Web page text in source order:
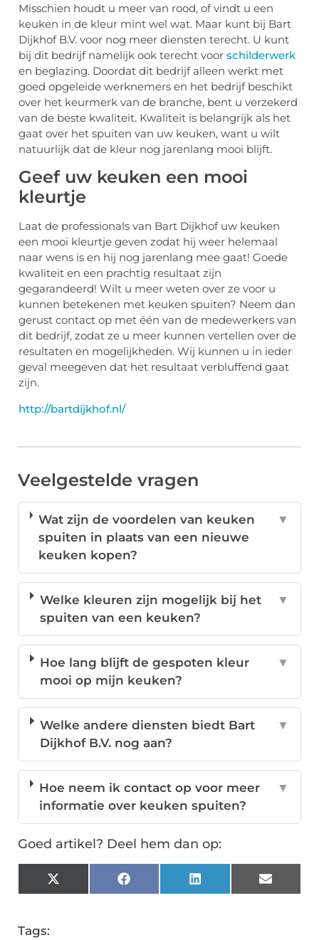
Misschien houdt u meer van rood, of vindt u een
keuken in de kleur mint wel wat. Maar kunt bij Bart
Dijkhof B.V. voor nog meer diensten terecht. U kunt
bij dit bedrijf namelijk ook terecht voor schilderwerk
en beglazing. Doordat dit bedrijf alleen werkt met
goed opgeleide werknemers en het bedrijf beschikt
over het keurmerk van de branche, bent u verzekerd
van de beste kwaliteit. Kwaliteit is belangrijk als het
gaat over het spuiten van uw keuken, want u wilt
natuurlijk dat de kleur nog jarenlang mooi blijft.
Geef uw keuken een mooi
kleurtje
Laat de professionals van Bart Dijkhof uw keuken
een mooi kleurtje geven zodat hij weer helemaal
naar wens is en hij nog jarenlang mee gaat! Goede
kwaliteit en een prachtig resultaat zijn
gegarandeerd! Wilt u meer weten over ze voor u
kunnen betekenen met keuken spuiten? Neem dan
gerust contact op met één van de medewerkers van
dit bedrijf, zodat ze u meer kunnen vertellen over de
resultaten en mogelijkheden. Wij kunnen u in ieder
geval meegeven dat het resultaat verbluffend gaat
zijn.
http://bartdijkhof.nl/
Veelgestelde vragen
Wat zijn de voordelen van keuken
spuiten in plaats van een nieuwe
keuken kopen?
▼
Welke kleuren zijn mogelijk bij het
spuiten van een keuken?
▼
Hoe lang blijft de gespoten kleur
mooi op mijn keuken?
▼
Welke andere diensten biedt Bart
Dijkhof B.V. nog aan?
▼
Hoe neem ik contact op voor meer
informatie over keuken spuiten?
▼
Goed artikel? Deel hem dan op:
X
(Twitter)
Facebook LinkedIn Email
Tags: